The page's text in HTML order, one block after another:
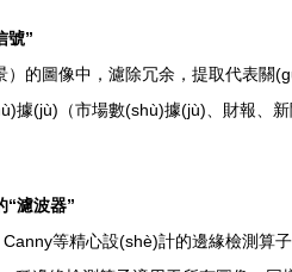
號”
）的圖像中，濾除冗余，提取代表關
據(jù)（市場數(shù)據(jù)、財報、
濾波器”
Canny等精心設(shè)計的邊緣檢測算